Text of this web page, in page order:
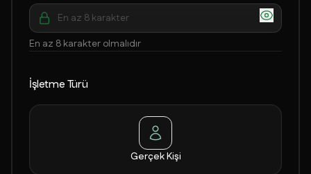
En az 8 karakter olmalıdır
İşletme Türü
Gerçek Kişi